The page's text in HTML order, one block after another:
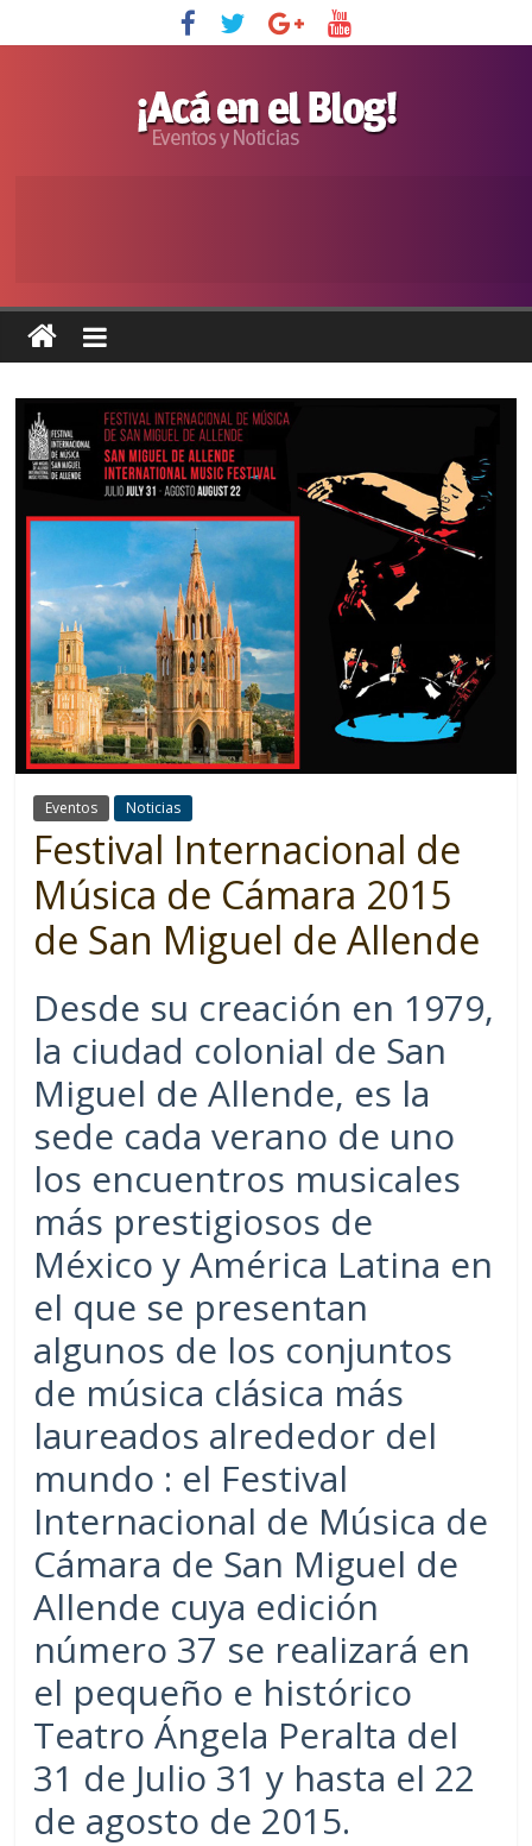
Eventos Noticias
Festival Internacional de
Música de Cámara 2015
de San Miguel de Allende
Desde su creación en 1979,
la ciudad colonial de San
Miguel de Allende, es la
sede cada verano de uno
los encuentros musicales
más prestigiosos de
México y América Latina en
el que se presentan
algunos de los conjuntos
de música clásica más
laureados alrededor del
mundo : el Festival
Internacional de Música de
Cámara de San Miguel de
Allende cuya edición
número 37 se realizará en
el pequeño e histórico
Teatro Ángela Peralta del
31 de Julio 31 y hasta el 22
de agosto de 2015.